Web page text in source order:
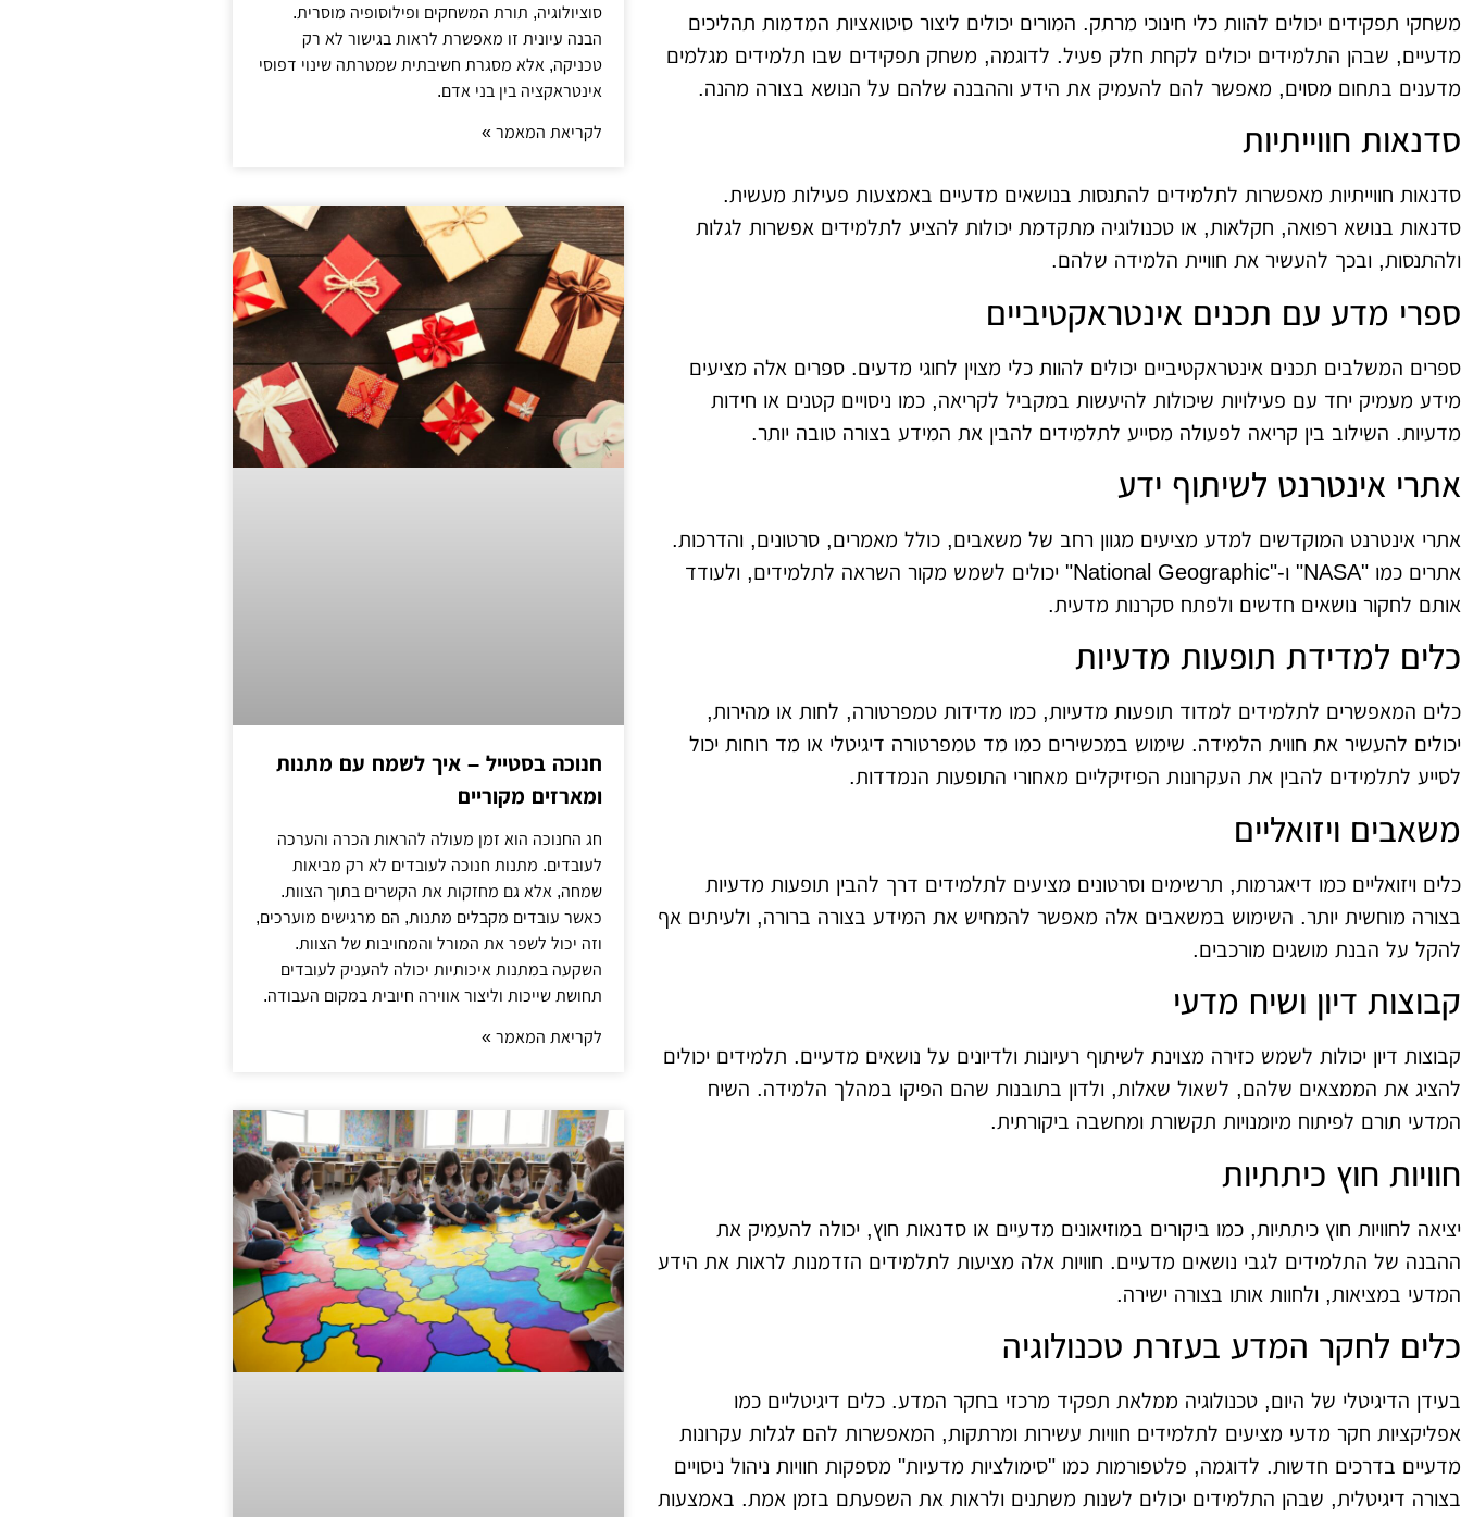
משחקי תפקידים יכולים להוות כלי חינוכי מרתק. המורים יכולים ליצור סיטואציות המדמות תהליכים
מדעיים, שבהן התלמידים יכולים לקחת חלק פעיל. לדוגמה, משחק תפקידים שבו תלמידים מגלמים
מדענים בתחום מסוים, מאפשר להם להעמיק את הידע וההבנה שלהם על הנושא בצורה מהנה.
סדנאות חווייתיות
סדנאות חווייתיות מאפשרות לתלמידים להתנסות בנושאים מדעיים באמצעות פעילות מעשית.
סדנאות בנושא רפואה, חקלאות, או טכנולוגיה מתקדמת יכולות להציע לתלמידים אפשרות לגלות
ולהתנסות, ובכך להעשיר את חוויית הלמידה שלהם.
ספרי מדע עם תכנים אינטראקטיביים
ספרים המשלבים תכנים אינטראקטיביים יכולים להוות כלי מצוין לחוגי מדעים. ספרים אלה מציעים
מידע מעמיק יחד עם פעילויות שיכולות להיעשות במקביל לקריאה, כמו ניסויים קטנים או חידות
מדעיות. השילוב בין קריאה לפעולה מסייע לתלמידים להבין את המידע בצורה טובה יותר.
אתרי אינטרנט לשיתוף ידע
אתרי אינטרנט המוקדשים למדע מציעים מגוון רחב של משאבים, כולל מאמרים, סרטונים, והדרכות.
אתרים כמו "NASA" ו-"National Geographic" יכולים לשמש מקור השראה לתלמידים, ולעודד
אותם לחקור נושאים חדשים ולפתח סקרנות מדעית.
כלים למדידת תופעות מדעיות
כלים המאפשרים לתלמידים למדוד תופעות מדעיות, כמו מדידות טמפרטורה, לחות או מהירות,
יכולים להעשיר את חווית הלמידה. שימוש במכשירים כמו מד טמפרטורה דיגיטלי או מד רוחות יכול
לסייע לתלמידים להבין את העקרונות הפיזיקליים מאחורי התופעות הנמדדות.
משאבים ויזואליים
כלים ויזואליים כמו דיאגרמות, תרשימים וסרטונים מציעים לתלמידים דרך להבין תופעות מדעיות
בצורה מוחשית יותר. השימוש במשאבים אלה מאפשר להמחיש את המידע בצורה ברורה, ולעיתים אף
להקל על הבנת מושגים מורכבים.
קבוצות דיון ושיח מדעי
קבוצות דיון יכולות לשמש כזירה מצוינת לשיתוף רעיונות ולדיונים על נושאים מדעיים. תלמידים יכולים
להציג את הממצאים שלהם, לשאול שאלות, ולדון בתובנות שהם הפיקו במהלך הלמידה. השיח
המדעי תורם לפיתוח מיומנויות תקשורת ומחשבה ביקורתית.
חוויות חוץ כיתתיות
יציאה לחוויות חוץ כיתתיות, כמו ביקורים במוזיאונים מדעיים או סדנאות חוץ, יכולה להעמיק את
ההבנה של התלמידים לגבי נושאים מדעיים. חוויות אלה מציעות לתלמידים הזדמנות לראות את הידע
המדעי במציאות, ולחוות אותו בצורה ישירה.
כלים לחקר המדע בעזרת טכנולוגיה
בעידן הדיגיטלי של היום, טכנולוגיה ממלאת תפקיד מרכזי בחקר המדע. כלים דיגיטליים כמו
אפליקציות חקר מדעי מציעים לתלמידים חוויות עשירות ומרתקות, המאפשרות להם לגלות עקרונות
מדעיים בדרכים חדשות. לדוגמה, פלטפורמות כמו "סימולציות מדעיות" מספקות חוויות ניהול ניסויים
בצורה דיגיטלית, שבהן התלמידים יכולים לשנות משתנים ולראות את השפעתם בזמן אמת. באמצעות
סוציולוגיה, תורת המשחקים ופילוסופיה מוסרית.
הבנה עיונית זו מאפשרת לראות בגישור לא רק
טכניקה, אלא מסגרת חשיבתית שמטרתה שינוי דפוסי
אינטראקציה בין בני אדם.
לקריאת המאמר »
חנוכה בסטייל – איך לשמח עם מתנות
ומארזים מקוריים
חג החנוכה הוא זמן מעולה להראות הכרה והערכה
לעובדים. מתנות חנוכה לעובדים לא רק מביאות
שמחה, אלא גם מחזקות את הקשרים בתוך הצוות.
כאשר עובדים מקבלים מתנות, הם מרגישים מוערכים,
וזה יכול לשפר את המורל והמחויבות של הצוות.
השקעה במתנות איכותיות יכולה להעניק לעובדים
תחושת שייכות וליצור אווירה חיובית במקום העבודה.
לקריאת המאמר »